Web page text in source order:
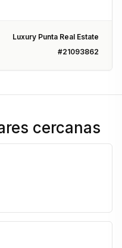
Luxury Punta Real Estate
#21093862
cercanas